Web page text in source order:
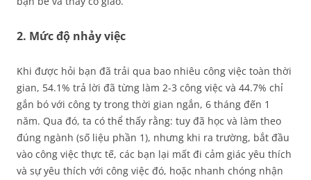
2. Mức độ nhảy việc
Khi được hỏi bạn đã trải qua bao nhiêu công việc toàn thời
gian, 54.1% trả lời đã từng làm 2-3 công việc và 44.7% chỉ
gắn bó với công ty trong thời gian ngắn, 6 tháng đến 1
năm. Qua đó, ta có thể thấy rằng: tuy đã học và làm theo
đúng ngành (số liệu phần 1), nhưng khi ra trường, bắt đầu
vào công việc thực tế, các bạn lại mất đi cảm giác yêu thích
và sự yêu thích với công việc đó, hoặc nhanh chóng nhận